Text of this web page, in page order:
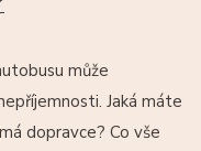
může
Jaká máte
dopravce? Co vše